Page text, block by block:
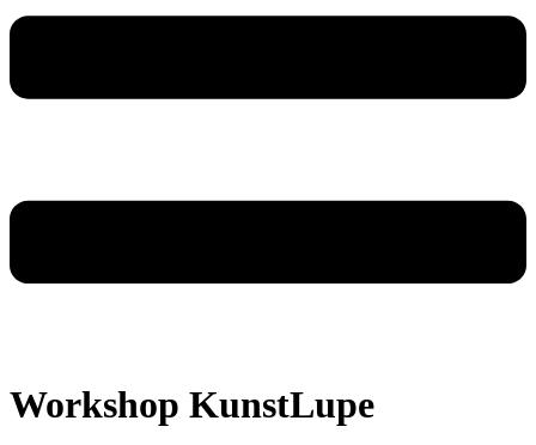
Workshop KunstLupe